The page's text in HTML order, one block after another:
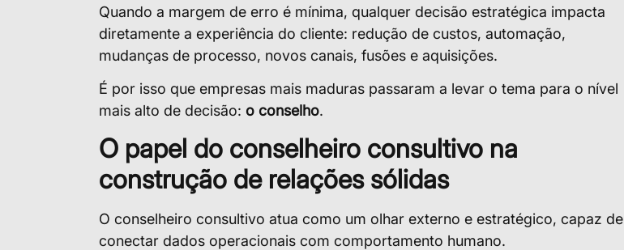
Quando a margem de erro é mínima, qualquer decisão estratégica impacta
diretamente a experiência do cliente: redução de custos, automação,
mudanças de processo, novos canais, fusões e aquisições.
É por isso que empresas mais maduras passaram a levar o tema para o nível
mais alto de decisão: o conselho.
O papel do conselheiro consultivo na
construção de relações sólidas
O conselheiro consultivo atua como um olhar externo e estratégico, capaz de
conectar dados operacionais com comportamento humano.